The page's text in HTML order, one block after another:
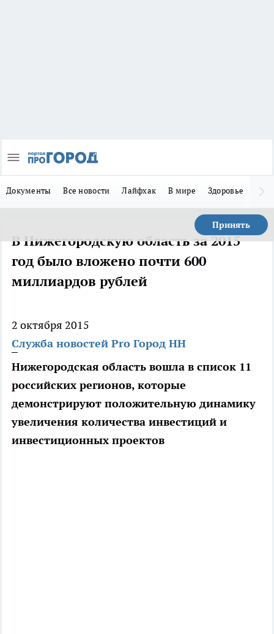
Документы Все новости Лайфхак В мире Здоровье
Принять
В Нижегородскую область за 2015
год было вложено почти 600
миллиардов рублей
2 октября 2015
Служба новостей Pro Город НН
Нижегородская область вошла в список 11
российских регионов, которые
демонстрируют положительную динамику
увеличения количества инвестиций и
инвестиционных проектов